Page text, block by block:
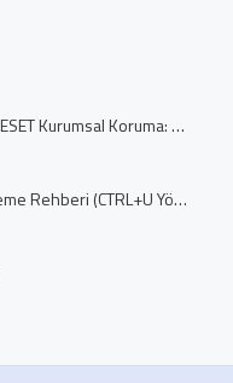
Sunucu ve İş İstasyonları için ESET Kurumsal Koruma: Dijital Kalenizi İnşa Edin
Adım Adım ESET Lisans Yenileme Rehberi (CTRL+U Yöntemi)